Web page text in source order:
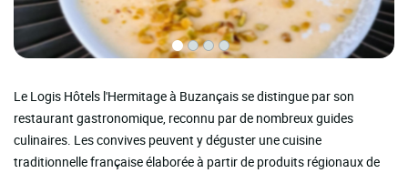
Le Logis Hôtels l'Hermitage à Buzançais se distingue par son
restaurant gastronomique, reconnu par de nombreux guides
culinaires. Les convives peuvent y déguster une cuisine
traditionnelle française élaborée à partir de produits régionaux de